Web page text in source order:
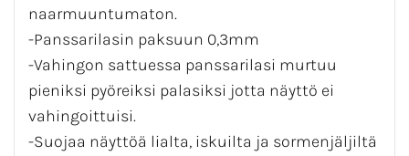
naarmuuntumaton.
-Panssarilasin paksuun 0,3mm
-Vahingon sattuessa panssarilasi murtuu
pieniksi pyöreiksi palasiksi jotta näyttö ei
vahingoittuisi.
-Suojaa näyttöä lialta, iskuilta ja sormenjäljiltä